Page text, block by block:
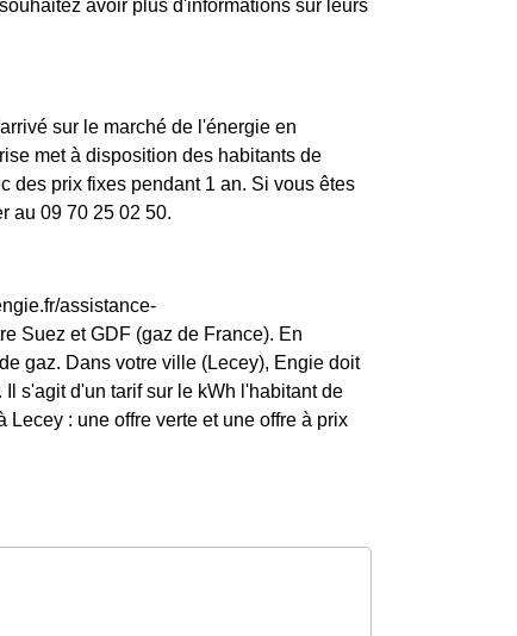
avoir plus d'informations sur leurs
sur le marché de l'énergie en
met à disposition des habitants de
des prix fixes pendant 1 an. Si vous êtes
au 09 70 25 02 50.
assistance-
Suez et GDF (gaz de France). En
gaz. Dans votre ville (Lecey), Engie doit
s'agit d'un tarif sur le kWh l'habitant de
: une offre verte et une offre à prix